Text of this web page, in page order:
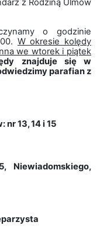
z Rodziną Ulmów
o godzinie
W okresie kolędy
we wtorek i piątek
znajduje się w
parafian z
13, 14 i 15
Niewiadomskiego,